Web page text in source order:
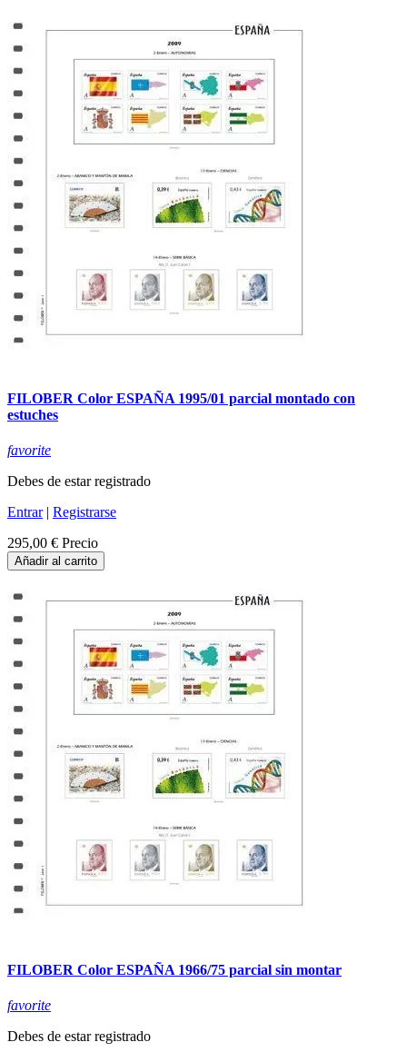
FILOBER Color ESPAÑA 1995/01 parcial montado con
estuches
favorite
Debes de estar registrado
Entrar| Registrarse
295,00 € Precio
Añadir al carrito
FILOBER Color ESPAÑA 1966/75 parcial sin montar
favorite
Debes de estar registrado